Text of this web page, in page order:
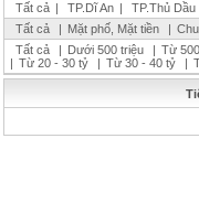
Tất cả | TP.Dĩ An | TP.Thủ Dầu
Tất cả
| Mặt phố, Mặt tiền |
Tất cả
| Dưới 500 triệu | Từ
| Từ 20 - 30 tỷ | Từ 30 - 40 tỷ |